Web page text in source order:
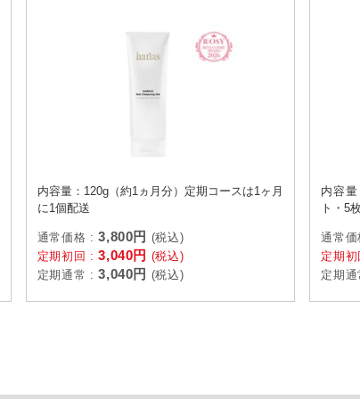
内容量：120g（約1ヵ月分）定期コースは1ヶ月
に1個配送
通常価格 :3,800円 (税込)
定期初回 :3,040円 (税込)
定期通常 :3,040円 (税込)
内容
ト・5
通常
定期
定期